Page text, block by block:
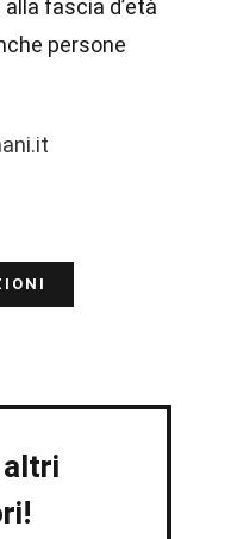
fascia d’età
persone